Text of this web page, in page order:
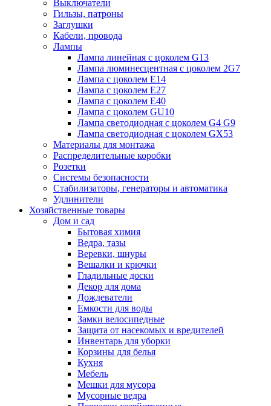
Выключатели
Гильзы, патроны
Заглушки
Кабели, провода
Лампы
Лампа линейная с цоколем G13
Лампа люминесцентная с цоколем 2G7
Лампа с цоколем E14
Лампа с цоколем E27
Лампа с цоколем E40
Лампа с цоколем GU10
Лампа светодиодная с цоколем G4 G9
Лампа светодиодная с цоколем GX53
Материалы для монтажа
Распределительные коробки
Розетки
Системы безопасности
Стабилизаторы, генераторы и автоматика
Удлинители
Хозяйственные товары
Дом и сад
Бытовая химия
Ведра, тазы
Веревки, шнуры
Вешалки и крючки
Гладильные доски
Декор для дома
Дождеватели
Емкости для воды
Замки велосипедные
Защита от насекомых и вредителей
Инвентарь для уборки
Корзины для белья
Кухня
Мебель
Мешки для мусора
Мусорные ведра